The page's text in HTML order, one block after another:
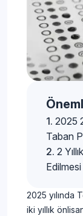
2025
Taban
2
2025 yılında
iki yıllık